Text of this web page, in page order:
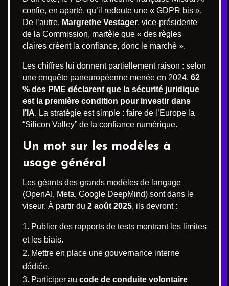
confie, en aparté, qu’il redoute une « GDPR bis ».
De l’autre, Margrethe Vestager, vice-présidente
de la Commission, martèle que « des règles
claires créent la confiance, donc le marché ».
Les chiffres lui donnent partiellement raison : selon
une enquête paneuropéenne menée en 2024, 62
% des PME déclarent que la sécurité juridique
est la première condition pour investir dans
l’IA. La stratégie est simple : faire de l’Europe la
“Silicon Valley” de la confiance numérique.
Un mot sur les modèles à
usage général
Les géants des grands modèles de langage
(OpenAI, Meta, Google DeepMind) sont dans le
viseur. À partir du 2 août 2025, ils devront :
Publier des rapports de tests montrant les limites
et les biais.
Mettre en place une gouvernance interne
dédiée.
Participer au code de conduite volontaire